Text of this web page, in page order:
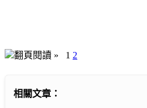
翻頁閱讀 » 1 2
相關文章：